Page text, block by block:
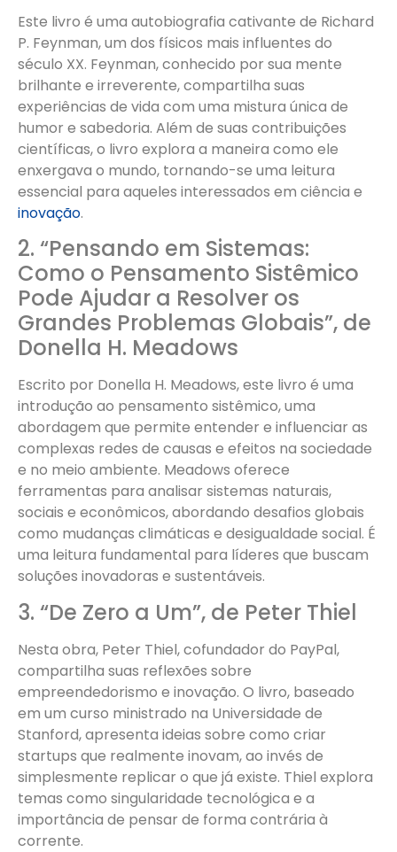
Este livro é uma autobiografia cativante de Richard
P. Feynman, um dos físicos mais influentes do
século XX. Feynman, conhecido por sua mente
brilhante e irreverente, compartilha suas
experiências de vida com uma mistura única de
humor e sabedoria. Além de suas contribuições
científicas, o livro explora a maneira como ele
enxergava o mundo, tornando-se uma leitura
essencial para aqueles interessados em ciência e
inovação.
2. “Pensando em Sistemas:
Como o Pensamento Sistêmico
Pode Ajudar a Resolver os
Grandes Problemas Globais”, de
Donella H. Meadows
Escrito por Donella H. Meadows, este livro é uma
introdução ao pensamento sistêmico, uma
abordagem que permite entender e influenciar as
complexas redes de causas e efeitos na sociedade
e no meio ambiente. Meadows oferece
ferramentas para analisar sistemas naturais,
sociais e econômicos, abordando desafios globais
como mudanças climáticas e desigualdade social. É
uma leitura fundamental para líderes que buscam
soluções inovadoras e sustentáveis.
3. “De Zero a Um”, de Peter Thiel
Nesta obra, Peter Thiel, cofundador do PayPal,
compartilha suas reflexões sobre
empreendedorismo e inovação. O livro, baseado
em um curso ministrado na Universidade de
Stanford, apresenta ideias sobre como criar
startups que realmente inovam, ao invés de
simplesmente replicar o que já existe. Thiel explora
temas como singularidade tecnológica e a
importância de pensar de forma contrária à
corrente.